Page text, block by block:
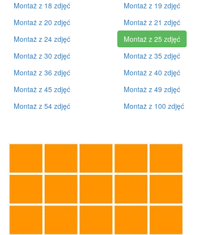
Montaż z 18 zdjęć
Montaż z 19 zdjęć
Montaż z 20 zdjęć
Montaż z 21 zdjęć
Montaż z 24 zdjęć
Montaż z 25 zdjęć
Montaż z 30 zdjęć
Montaż z 35 zdjęć
Montaż z 36 zdjęć
Montaż z 40 zdjęć
Montaż z 45 zdjęć
Montaż z 49 zdjęć
Montaż z 54 zdjęć
Montaż z 100 zdjęć